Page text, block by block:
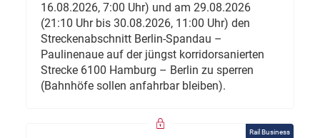
16.08.2026, 7:00 Uhr) und am 29.08.2026
(21:10 Uhr bis 30.08.2026, 11:00 Uhr) den
Streckenabschnitt Berlin-Spandau –
Paulinenaue auf der jüngst korridorsanierten
Strecke 6100 Hamburg – Berlin zu sperren
(Bahnhöfe sollen anfahrbar bleiben).
Rail Business